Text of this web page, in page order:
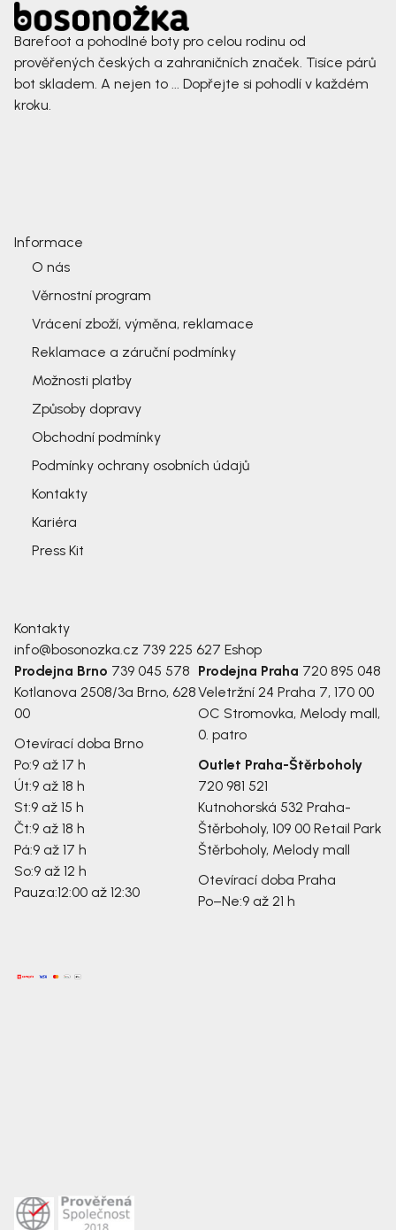
Barefoot a pohodlné boty pro celou rodinu od
prověřených českých a zahraničních značek. Tisíce párů
bot skladem. A nejen to ... Dopřejte si pohodlí v každém
kroku.
Informace
O nás
Věrnostní program
Vrácení zboží, výměna, reklamace
Reklamace a záruční podmínky
Možnosti platby
Způsoby dopravy
Obchodní podmínky
Podmínky ochrany osobních údajů
Kontakty
Kariéra
Press Kit
Kontakty
info@bosonozka.cz 739 225 627 Eshop
Prodejna Brno 739 045 578
Kotlanova 2508/3a Brno, 628
00
Otevírací doba Brno
Po:9 až 17 h
Út:9 až 18 h
St:9 až 15 h
Čt:9 až 18 h
Pá:9 až 17 h
So:9 až 12 h
Pauza:12:00 až 12:30
Prodejna Praha 720 895 048
Veletržní 24 Praha 7, 170 00
OC Stromovka, Melody mall,
0. patro
Outlet Praha-Štěrboholy
720 981 521
Kutnohorská 532 Praha-
Štěrboholy, 109 00 Retail Park
Štěrboholy, Melody mall
Otevírací doba Praha
Po–Ne:9 až 21 h